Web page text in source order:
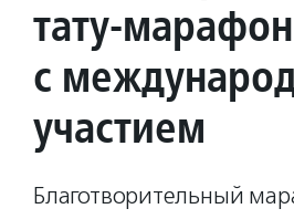
тату-марафон
с
участием
Благотворительный